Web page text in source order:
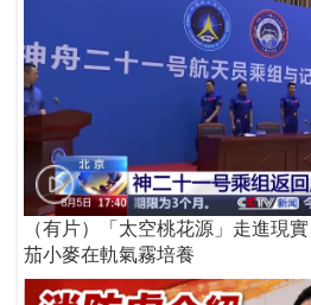
（有片）「太空桃花源」走進現
茄小麥在軌氣霧培養